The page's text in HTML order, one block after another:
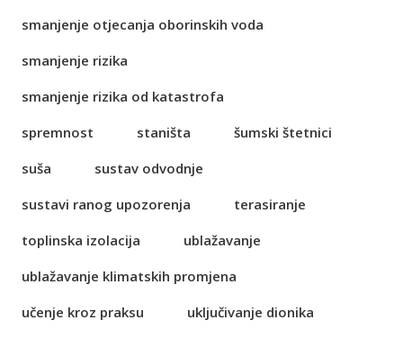
smanjenje otjecanja oborinskih voda
smanjenje rizika
smanjenje rizika od katastrofa
spremnost
staništa
šumski štetnici
suša
sustav odvodnje
sustavi ranog upozorenja
terasiranje
toplinska izolacija
ublažavanje
ublažavanje klimatskih promjena
učenje kroz praksu
uključivanje dionika